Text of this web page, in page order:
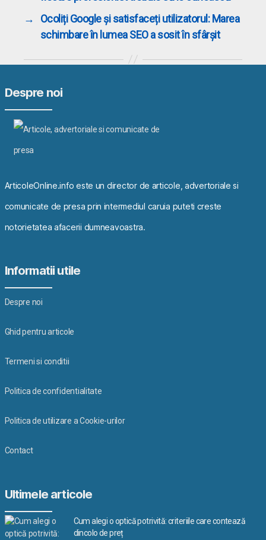
→
Ocoliți Google și satisfaceți utilizatorul: Marea
schimbare în lumea SEO a sosit în sfârșit
Despre noi
ArticoleOnline.info este un director de articole, advertoriale si
comunicate de presa prin intermediul caruia puteti creste
notorietatea afacerii dumneavoastra.
Informatii utile
Despre noi
Ghid pentru articole
Termeni si conditii
Politica de confidentialitate
Politica de utilizare a Cookie-urilor
Contact
Ultimele articole
Cum alegi o optică potrivită: criteriile care contează
dincolo de preț